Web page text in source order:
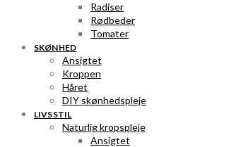
Radiser
Rødbeder
Tomater
SKØNHED
Ansigtet
Kroppen
Håret
DIY skønhedspleje
LIVSSTIL
Naturlig kropspleje
Ansigtet